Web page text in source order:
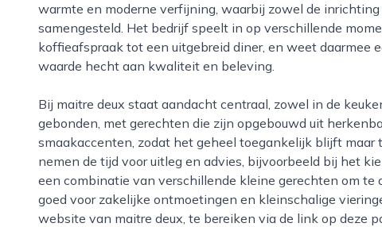
warmte en moderne verfijning, waarbij zowel de
samengesteld. Het bedrijf speelt in op verschillende
koffieafspraak tot een uitgebreid diner, en weet daarmee
waarde hecht aan kwaliteit en beleving.
Bij maitre deux staat aandacht centraal, zowel in de keuken als in de bediening. De kaart is seizoen
gebonden, met gerechten die zijn opgebouwd uit
smaakaccenten, zodat het geheel toegankelijk blijft maar
nemen de tijd voor uitleg en advies, bijvoorbeeld bij het
een combinatie van verschillende kleine gerechten om te
goed voor zakelijke ontmoetingen en kleinschalige
website van maitre deux, te bereiken via de link op deze